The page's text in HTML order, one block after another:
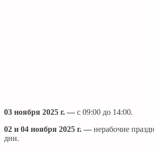
03 ноября 2025 г. — с 09:00 до 14:00.
02 и 04 ноября 2025 г. — нерабочие
дни.